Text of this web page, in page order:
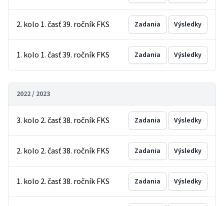
2. kolo 1. časť 39. ročník FKS Zadania Výsledky
1. kolo 1. časť 39. ročník FKS Zadania Výsledky
2022 / 2023
3. kolo 2. časť 38. ročník FKS Zadania Výsledky
2. kolo 2. časť 38. ročník FKS Zadania Výsledky
1. kolo 2. časť 38. ročník FKS Zadania Výsledky